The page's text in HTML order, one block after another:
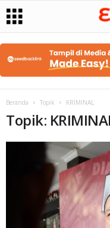
Beranda Topik KRIMINAL
Topik: